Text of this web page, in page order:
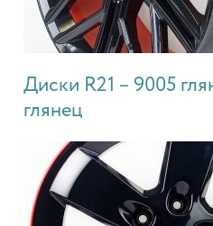
Диски R21 – 9005
глянец